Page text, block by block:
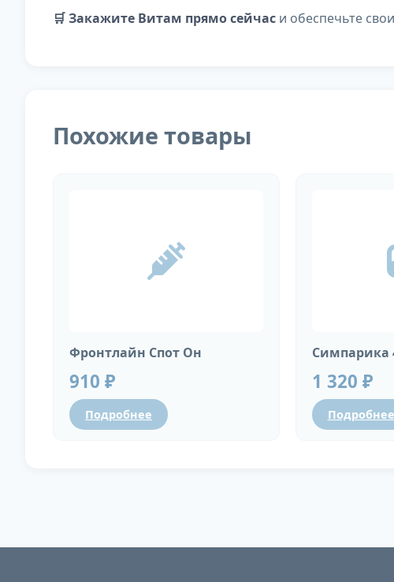
🛒 Закажите Витам прямо сейчас и обеспечьте
Похожие товары
Фронтлайн Спот Он
910 ₽
Подробнее
Симпарика
1 320 ₽
Подробнее